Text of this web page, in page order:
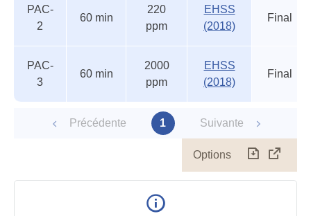
PAC-
2
60 min
220
ppm
EHSS
(2018)
Final
PAC-
3
60 min
2000
ppm
EHSS
(2018)
Final
Précédente 1 Suivante
Options
le